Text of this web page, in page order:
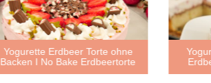
Yogurette Erdbeer Torte ohne
Backen I No Bake Erdbeertorte